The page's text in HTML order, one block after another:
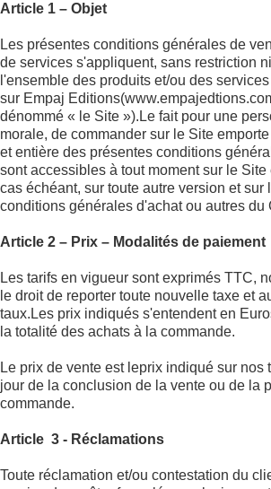
Article 1 – Objet
Les présentes conditions générales de
de services s'appliquent, sans restriction
l'ensemble des produits et/ou des
sur Empaj
dénommé « le Site »).Le fait pour une
morale, de commander sur le Site
et entière des présentes conditions
sont accessibles à tout moment sur le
cas échéant, sur toute autre version et sur
conditions générales d'achat ou autres du
Article 2 – Prix – Modalités de paiement
Les tarifs en vigueur sont exprimés TTC,
le droit de reporter toute nouvelle taxe et
taux.Les prix indiqués s'entendent en
la totalité des achats à la commande.
Le prix de vente est leprix indiqué sur nos
jour de la conclusion de la vente ou de la
commande.
Article 3 - Réclamations
Toute réclamation et/ou contestation du